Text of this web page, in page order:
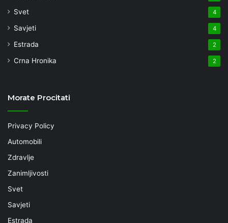
Svet 4
Savjeti 4
Estrada 2
Crna Hronika 2
Morate Procitati
Privacy Policy
Automobili
Zdravlje
Zanimljivosti
Svet
Savjeti
Estrada